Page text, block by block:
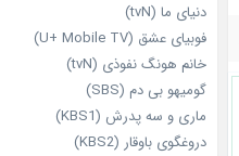
دنیای ما (tvN)
فوبیای عشق (U+ Mobile TV)
خانم هونگ نفوذی (tvN)
گومیهو بی دم (SBS)
ماری و سه پدرش (KBS1)
دروغگوی باوقار (KBS2)